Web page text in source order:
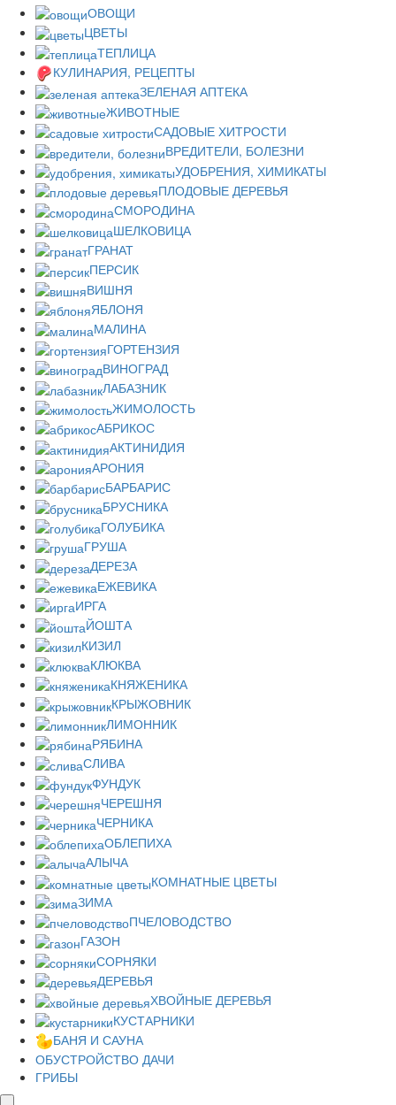
ОВОЩИ
ЦВЕТЫ
ТЕПЛИЦА
КУЛИНАРИЯ, РЕЦЕПТЫ
ЗЕЛЕНАЯ АПТЕКА
ЖИВОТНЫЕ
САДОВЫЕ ХИТРОСТИ
ВРЕДИТЕЛИ, БОЛЕЗНИ
УДОБРЕНИЯ, ХИМИКАТЫ
ПЛОДОВЫЕ ДЕРЕВЬЯ
СМОРОДИНА
ШЕЛКОВИЦА
ГРАНАТ
ПЕРСИК
ВИШНЯ
ЯБЛОНЯ
МАЛИНА
ГОРТЕНЗИЯ
ВИНОГРАД
ЛАБАЗНИК
ЖИМОЛОСТЬ
АБРИКОС
АКТИНИДИЯ
АРОНИЯ
БАРБАРИС
БРУСНИКА
ГОЛУБИКА
ГРУША
ДЕРЕЗА
ЕЖЕВИКА
ИРГА
ЙОШТА
КИЗИЛ
КЛЮКВА
КНЯЖЕНИКА
КРЫЖОВНИК
ЛИМОННИК
РЯБИНА
СЛИВА
ФУНДУК
ЧЕРЕШНЯ
ЧЕРНИКА
ОБЛЕПИХА
АЛЫЧА
КОМНАТНЫЕ ЦВЕТЫ
ЗИМА
ПЧЕЛОВОДСТВО
ГАЗОН
СОРНЯКИ
ДЕРЕВЬЯ
ХВОЙНЫЕ ДЕРЕВЬЯ
КУСТАРНИКИ
БАНЯ И САУНА
ОБУСТРОЙСТВО ДАЧИ
ГРИБЫ